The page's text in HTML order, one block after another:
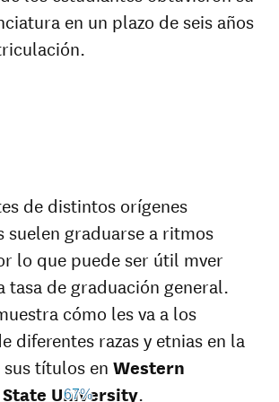
en un plazo de seis años
de distintos orígenes
suelen graduarse a ritmos
lo que puede ser útil mver
tasa de graduación general.
cómo les va a los
diferentes razas y etnias en la
sus títulos enWestern
University.
67%